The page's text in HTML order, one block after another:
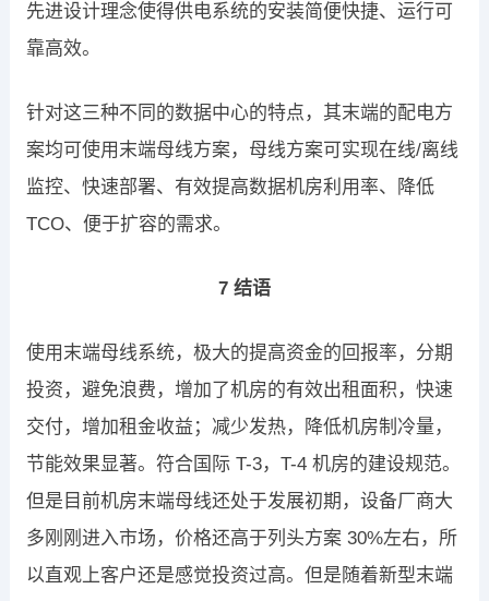
先进设计理念使得供电系统的安装简便快捷、运行可
靠高效。
针对这三种不同的数据中心的特点，其末端的配电方
案均可使用末端母线方案，母线方案可实现在线/离线
监控、快速部署、有效提高数据机房利用率、降低
TCO、便于扩容的需求。
7 结语
使用末端母线系统，极大的提高资金的回报率，分期
投资，避免浪费，增加了机房的有效出租面积，快速
交付，增加租金收益；减少发热，降低机房制冷量，
节能效果显著。符合国际 T-3，T-4 机房的建设规范。
但是目前机房末端母线还处于发展初期，设备厂商大
多刚刚进入市场，价格还高于列头方案 30%左右，所
以直观上客户还是感觉投资过高。但是随着新型末端